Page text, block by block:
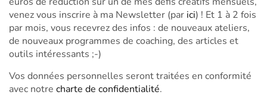
venez vous inscrire à ma Newsletter (par ici) ! Et 1 à 2 fois
par mois, vous recevrez des infos : de nouveaux ateliers,
de nouveaux programmes de coaching, des articles et
outils intéressants ;-)
Vos données personnelles seront traitées en conformité
avec notre charte de confidentialité.